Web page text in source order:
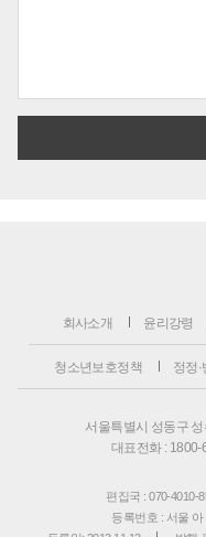
회사소개 윤리강령
청소년보호정책 정정
서울특별시 성동구
대표전화 : 1800-
편집국 : 070-4010-
등록번호 : 서울 아